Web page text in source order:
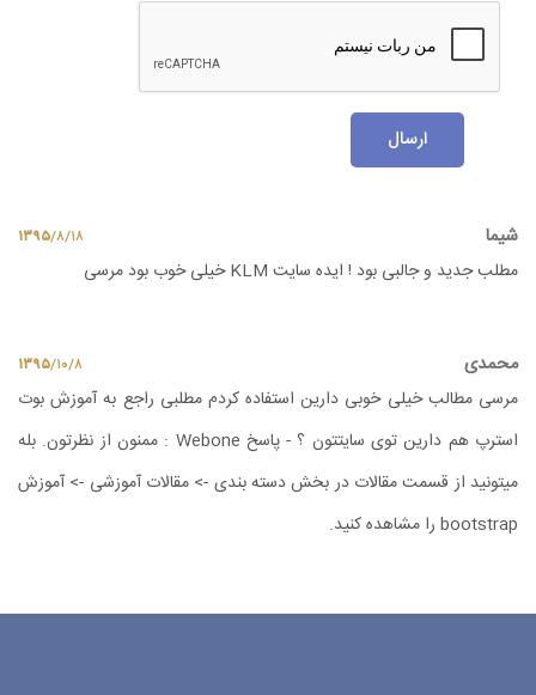
ارسال
شیما ۱۳۹۵/۸/۱۸
مطلب جدید و جالبی بود ! ایده سایت KLM خیلی خوب بود مرسی
محمدی ۱۳۹۵/۱۰/۸
مرسی مطالب خیلی خوبی دارین استفاده کردم مطلبی راجع به آموزش بوت
استرپ هم دارین توی سایتتون ؟ - پاسخ Webone : ممنون از نظرتون. بله
میتونید از قسمت مقالات در بخش دسته بندی -> مقالات آموزشی -> آموزش
bootstrap را مشاهده کنید.